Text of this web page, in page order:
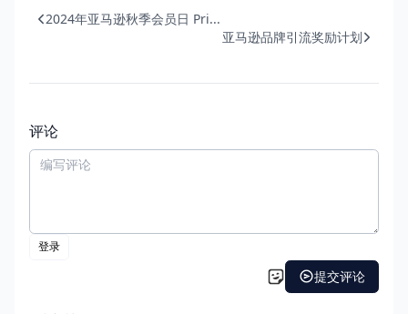
2024年亚马逊秋季会员日 Pri...
亚马逊品牌引流奖励计划
评论